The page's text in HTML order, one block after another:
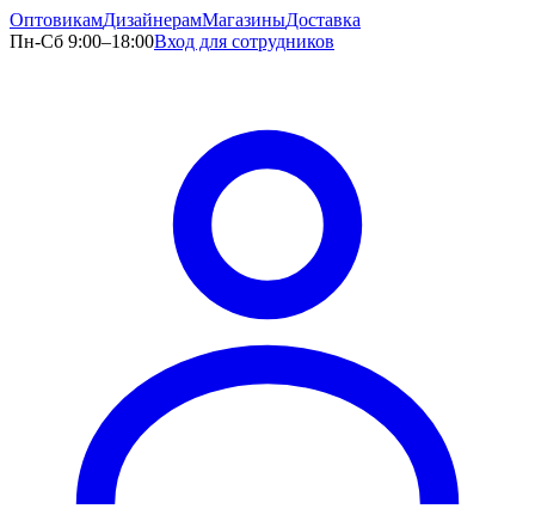
ОптовикамДизайнерамМагазиныДоставка
Пн-Сб 9:00–18:00Вход для сотрудников